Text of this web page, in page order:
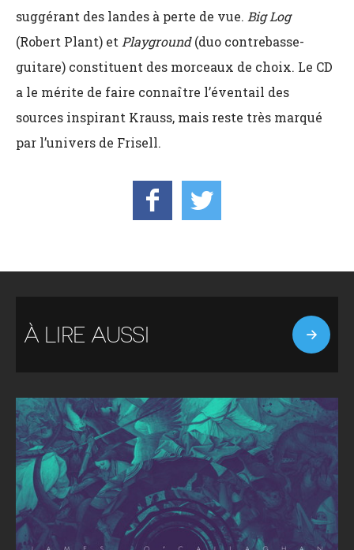
suggérant des landes à perte de vue. Big Log
(Robert Plant) et Playground(duo contrebasse-
guitare) constituent des morceaux de choix. Le CD
a le mérite de faire connaître l’éventail des
sources inspirant Krauss, mais reste très marqué
par l’univers de Frisell.
À LIRE AUSSI